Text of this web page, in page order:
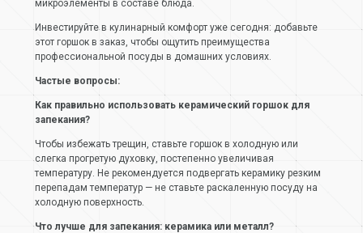
микроэлементы в составе блюда.
Инвестируйте в кулинарный комфорт уже сегодня: добавьте
этот горшок в заказ, чтобы ощутить преимущества
профессиональной посуды в домашних условиях.
Частые вопросы:
Как правильно использовать керамический горшок для
запекания?
Чтобы избежать трещин, ставьте горшок в холодную или
слегка прогретую духовку, постепенно увеличивая
температуру. Не рекомендуется подвергать керамику резким
перепадам температур — не ставьте раскаленную посуду на
холодную поверхность.
Что лучше для запекания: керамика или металл?